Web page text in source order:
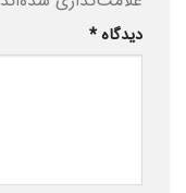
دیدگاه*